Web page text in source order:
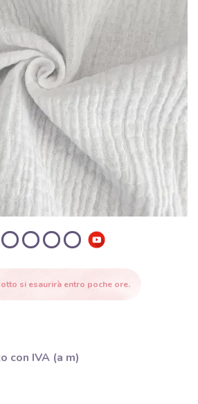
si esaurirà entro poche ore.
con IVA (a m)